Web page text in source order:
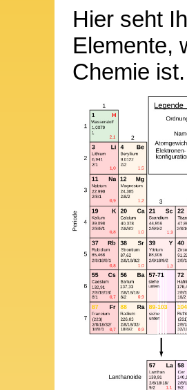
Hier seht
Elemente,
Chemie